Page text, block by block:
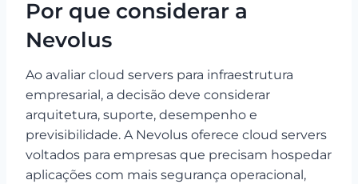
Por que considerar a
Nevolus
Ao avaliar cloud servers para infraestrutura
empresarial, a decisão deve considerar
arquitetura, suporte, desempenho e
previsibilidade. A Nevolus oferece cloud servers
voltados para empresas que precisam hospedar
aplicações com mais segurança operacional,